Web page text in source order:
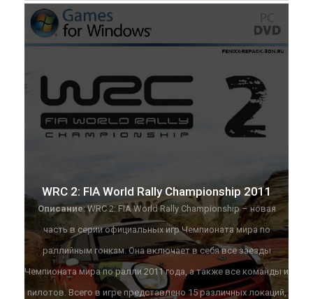
доступных возможностей.
WRC 2: FIA World Rally Championship 2011
Описание: WRC 2: FIA World Rally Championship – новая
часть в серии официальных игр Чемпионата мира по
раллийным гонкам. Она включает в себя все заезды
Чемпионата мира по ралли 2011 года, а также все команды и
пилотов. Всего в игре представлено 15 различных локаций,